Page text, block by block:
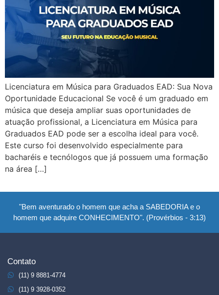
Licenciatura em Música para Graduados EAD: Sua Nova
Oportunidade Educacional Se você é um graduado em
música que deseja ampliar suas oportunidades de
atuação profissional, a Licenciatura em Música para
Graduados EAD pode ser a escolha ideal para você.
Este curso foi desenvolvido especialmente para
bacharéis e tecnólogos que já possuem uma formação
na área […]
"Bem aventurado o homem que acha a SABEDORIA e o
homem que adquire CONHECIMENTO". (Provérbios - 3:13)
Contato
(11) 9 8881-4774
(11) 9 3928-0352